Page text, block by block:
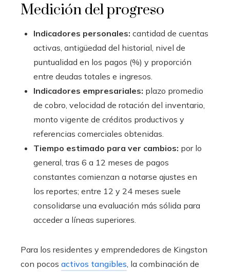
Medición del progreso
Indicadores personales: cantidad de cuentas
activas, antigüedad del historial, nivel de
puntualidad en los pagos (%) y proporción
entre deudas totales e ingresos.
Indicadores empresariales: plazo promedio
de cobro, velocidad de rotación del inventario,
monto vigente de créditos productivos y
referencias comerciales obtenidas.
Tiempo estimado para ver cambios: por lo
general, tras 6 a 12 meses de pagos
constantes comienzan a notarse ajustes en
los reportes; entre 12 y 24 meses suele
consolidarse una evaluación más sólida para
acceder a líneas superiores.
Para los residentes y emprendedores de Kingston
con pocos activos tangibles , la combinación de